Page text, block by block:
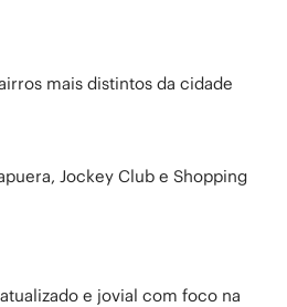
mais distintos da cidade
Jockey Club e Shopping
e jovial com foco na